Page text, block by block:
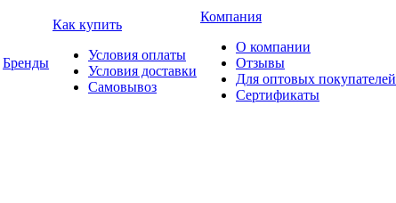
Бренды
Как купить
Условия оплаты
Условия доставки
Самовывоз
Компания
О компании
Отзывы
Для оптовых покупателей
Сертификаты